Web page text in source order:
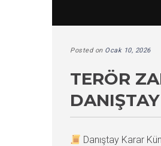
Posted on Ocak 10, 2026
TERÖR
Danıştay Karar